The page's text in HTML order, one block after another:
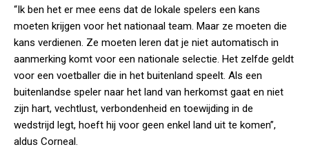
“Ik ben het er mee eens dat de lokale spelers een kans
moeten krijgen voor het nationaal team. Maar ze moeten die
kans verdienen. Ze moeten leren dat je niet automatisch in
aanmerking komt voor een nationale selectie. Het zelfde geldt
voor een voetballer die in het buitenland speelt. Als een
buitenlandse speler naar het land van herkomst gaat en niet
zijn hart, vechtlust, verbondenheid en toewijding in de
wedstrijd legt, hoeft hij voor geen enkel land uit te komen”,
aldus Corneal.